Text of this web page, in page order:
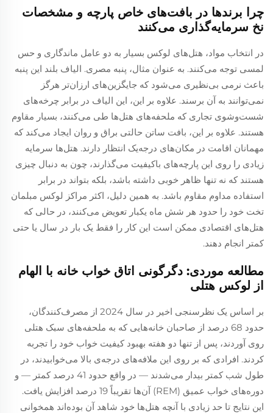
چرا برندها در بافت‌های خاص پارچه و مشخصات
نخ سرمایه‌گذاری می‌کنند
در انتخاب مواد، هتل‌های لوکس بسیار به دو عامل ماندگاری و حس
لمسی توجه می‌کنند. به عنوان مثال، پنبه مصری. الیاف بلند این پنبه
باعث نرمی بی‌نظیری می‌شود که جایگزین‌های ارزان‌تر هرگز
نمی‌توانند به آن برسند. علاوه بر این، این الیاف در برابر چرخه‌های
شست‌وشوی تجاری که ملحفه‌های هتل‌ها طی می‌کنند، بسیار مقاوم
هستند. علاوه بر این، بافت ساتن حالتی براق و روان ایجاد می‌کند که
مهمانان اقامت در مکان‌های درجه‌یک انتظار دارند. هتل‌ها سرمایه
زیادی را روی این پارچه‌های باکیفیت می‌گذارند، چون به دنبال چیزی
هستند که نه تنها ظاهر خوبی داشته باشد، بلکه بتواند در برابر
استفاده مداوم مقاوم باشد. به همین دلیل، اکثر مراکز لوکس مبلمان
تخت خود را حدود هر شش ماه یکبار تعویض می‌کنند، در حالی که
هتل‌های اقتصادی ممکن است این کار را فقط یک بار در سال یا حتی
کمتر انجام دهند.
مطالعه موردی: دگرگونی اتاق خواب خانه با الهام
از لوکس هتلی
بر اساس یک نظرسنجی اخیر در سال 2024 از مصرف‌کنندگان،
حدود 68 درصد از صاحبان خانه‌هایی که به ملحفه‌های سبک هتلی
روی آوردند، پس از تنها دو هفته بهبود کیفیت خواب خود را تجربه
کردند. افرادی که بر روی این ملافه‌های درجه‌ی بالا می‌خوابیدند، در
طول شب کمتر بیدار می‌شدند — در واقع حدود 41 درصد کمتر — و
دوره‌های خواب عمیق (REM) آن‌ها تقریباً 19 درصد افزایش یافت.
این نتایج تا حد زیادی با آنچه هتل‌ها خود شاهد آن بوده‌اند همخوانی